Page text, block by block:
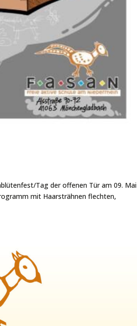
Tag der offenen Tür am 09. Mai
mit Haarsträhnen flechten,